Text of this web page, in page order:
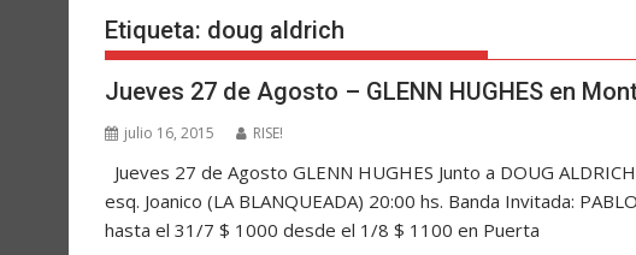
Etiqueta: doug aldrich
Jueves 27 de Agosto – GLENN HUGHES en
julio 16, 2015 RISE!
Jueves 27 de Agosto GLENN HUGHES Junto a DOUG
esq. Joanico (LA BLANQUEADA) 20:00 hs. Banda Invitada:
hasta el 31/7 $ 1000 desde el 1/8 $ 1100 en Puerta